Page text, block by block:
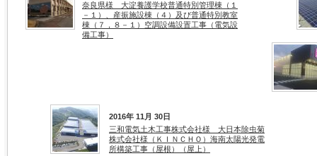
奈良県様 大淀養護学校普通特別管理棟（１
－１）、産振施設棟（４）及び普通特別教室
棟（７，８－１）空調設備設置工事（電気設
備工事）
2016年 11月 30日
三和電気土木工事株式会社様 大日本除虫菊
株式会社様（ＫＩＮＣＨＯ）海南太陽光発電
所構築工事（屋根）（屋上）